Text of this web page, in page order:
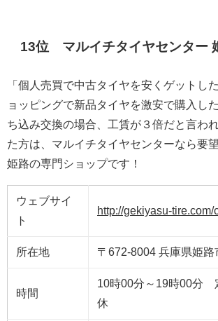
13位 マルイチタイヤセンター
「個人売買で中古タイヤを安くゲットし
ョッピングで新品タイヤを激安で購入し
ち込み交換の場合、工賃が３倍だと言わ
た方は、マルイチタイヤセンターなら要
姫路の専門ショップです！
ウェブサイ
ト
http://gekiyasu-tire.com/
所在地 〒672-8004 兵庫県姫路
時間
10時00分～19時00分
休